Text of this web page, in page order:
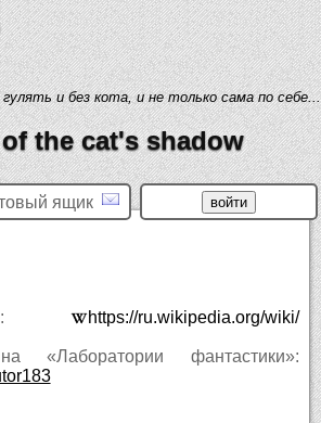
и без кота, и не только сама по себе...
the cat's shadow
ящик
https://ru.wikipedia.org/wiki/
«Лаборатории фантастики»: